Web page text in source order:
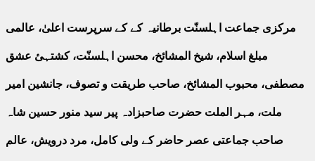
مرکزی جماعت اہلسنّت برطانیہ کے کے سرپرست اعلیٰ، عالمی
مبلغ اسلام، شیخ المشائخ، محسن اہلسنّت، کشتہئ عشق
مصطفی، محبوب المشائخ، صاحب طریقت و تصوف، جانشین امیر
ملت، مہر الملت حضرت صاحبزادہ پیر سید منور حسین شاہ
صاحب جماعتی عصر حاضر کے ولی کامل، مرد درویش، عالم